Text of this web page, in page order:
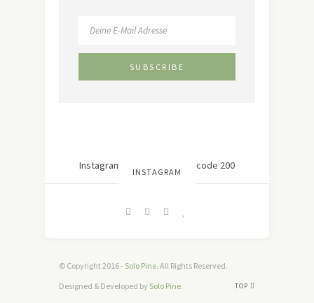
INSTAGRAM
Instagram hat keinen Statuscode 200
zurückgegeben.
© Copyright 2016 - Solo Pine. All Rights Reserved.
TOP
Designed & Developed by Solo Pine.